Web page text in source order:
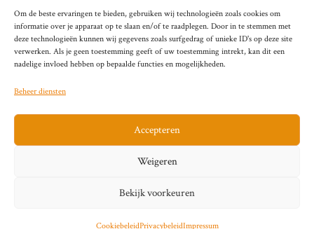
Om de beste ervaringen te bieden, gebruiken wij technologieën zoals cookies om
informatie over je apparaat op te slaan en/of te raadplegen. Door in te stemmen met
deze technologieën kunnen wij gegevens zoals surfgedrag of unieke ID's op deze site
verwerken. Als je geen toestemming geeft of uw toestemming intrekt, kan dit een
nadelige invloed hebben op bepaalde functies en mogelijkheden.
Beheer diensten
Accepteren
Weigeren
Bekijk voorkeuren
CookiebeleidPrivacybeleidImpressum
Hardnekkige Inflatie bij de ‘Grote Vier’
van de Eurozone
Mei 29, 2026
Sitemap Contact Privacybeleid (EU)
Impressum
Cookiebeleid (EU)